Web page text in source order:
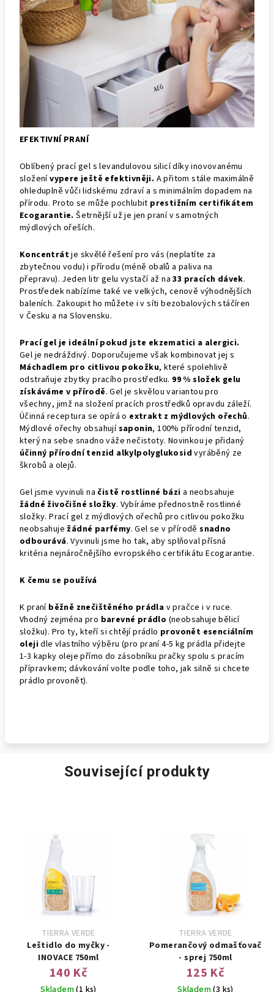
EFEKTIVNÍ PRANÍ
Oblíbený prací gel s levandulovou silicí díky inovovanému
složenívypere ještě efektivněji. A přitom stále maximálně
ohleduplně vůči lidskému zdraví a s minimálním dopadem na
přírodu. Proto se může pochlubit prestižním certifikátem
Ecogarantie. Šetrnější už je jen praní v samotných
mýdlových ořeších.
Koncentrátje skvělé řešení pro vás (neplatíte za
zbytečnou vodu) i přírodu (méně obalů a paliva na
přepravu). Jeden litr gelu vystačí až na33 pracích dávek.
Prostředek nabízíme také ve velkých, cenově výhodnějších
baleních. Zakoupit ho můžete i v síti bezobalových stáčíren
v Česku a na Slovensku.
Prací gel je ideální pokud jste ekzematici a alergici.
Gel je nedráždivý. Doporučujeme však kombinovat jej s
Máchadlem pro citlivou pokožku, které spolehlivě
odstraňuje zbytky pracího prostředku. 99 % složek gelu
získáváme v přírodě. Gel je skvělou variantou pro
všechny, jimž na složení pracích prostředků opravdu záleží.
Účinná receptura se opírá o extrakt z mýdlových ořechů.
Mýdlové ořechy obsahujísaponin, 100% přírodní tenzid,
který na sebe snadno váže nečistoty. Novinkou je přidaný
účinný přírodní tenzid alkylpolyglukosidvyráběný ze
škrobů a olejů.
Gel jsme vyvinuli na čistě rostlinné bázi a neobsahuje
žádné živočišné složky. Vybíráme přednostně rostlinné
složky. Prací gel z mýdlových ořechů pro citlivou pokožku
neobsahuje žádné parfémy. Gel se v příroděsnadno
odbourává. Vyvinuli jsme ho tak, aby splňoval přísná
kritéria nejnáročnějšího evropského certifikátu Ecogarantie.
K čemu se používá
K praní běžně znečištěného prádla v pračce i v ruce.
Vhodný zejména pro barevné prádlo (neobsahuje bělicí
složku). Pro ty, kteří si chtějí prádlo provonět esenciálním
olejidle vlastního výběru (pro praní 4-5 kg prádla přidejte
1-3 kapky oleje přímo do zásobníku pračky spolu s pracím
přípravkem; dávkování volte podle toho, jak silně si chcete
prádlo provonět).
Související produkty
TIERRA VERDE
Leštidlo do myčky -
INOVACE 750ml
140 Kč
TIERRA VERDE
Pomerančový odmašťovač
- sprej 750ml
125 Kč